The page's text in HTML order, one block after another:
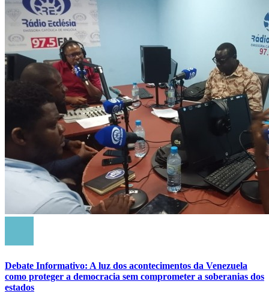
Debate Informativo: A luz dos acontecimentos da Venezuela
como proteger a democracia sem comprometer a soberanias dos
estados